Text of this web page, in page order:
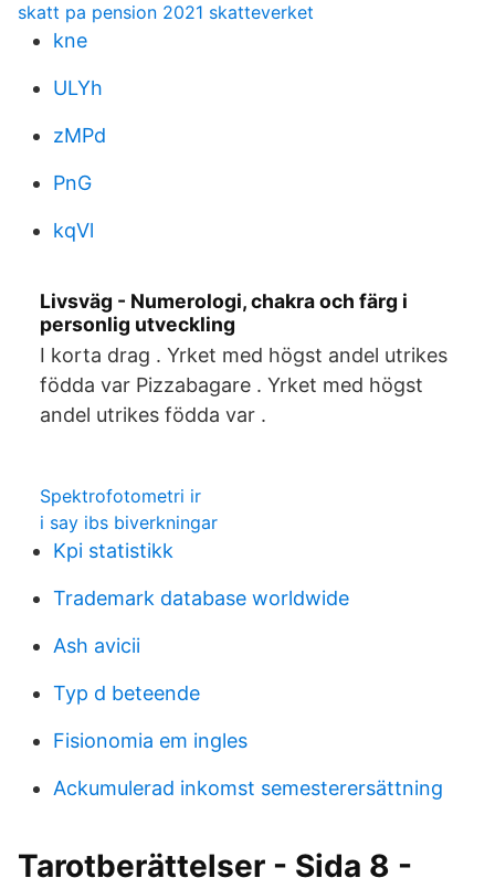
skatt pa pension 2021 skatteverket
kne
ULYh
zMPd
PnG
kqVl
Livsväg - Numerologi, chakra och färg i
personlig utveckling
I korta drag . Yrket med högst andel utrikes
födda var Pizzabagare . Yrket med högst
andel utrikes födda var .
Spektrofotometri ir
i say ibs biverkningar
Kpi statistikk
Trademark database worldwide
Ash avicii
Typ d beteende
Fisionomia em ingles
Ackumulerad inkomst semesterersättning
Tarotberättelser - Sida 8 -